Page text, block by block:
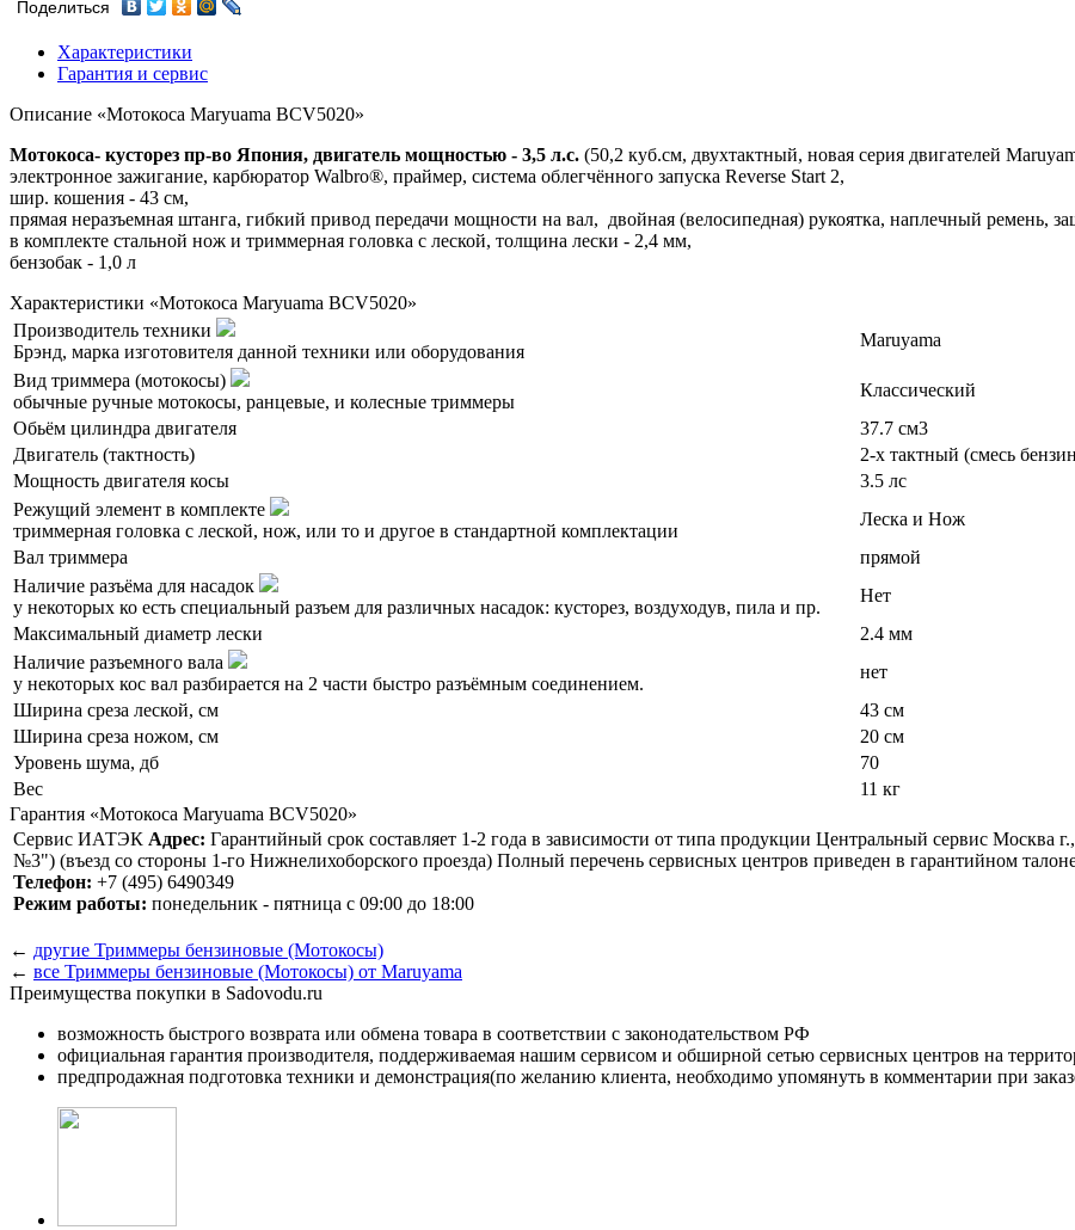
Поделиться
Характеристики
Гарантия и сервис
Описание «Мотокоса Maryuama BCV5020»
Мотокоса- кусторез пр-во Япония, двигатель мощностью - 3,5 л.с. (50,2 куб.см, двухтактный, новая серия двигателей
электронное зажигание, карбюратор Walbro®, праймер, система облегчённого запуска Reverse Start 2,
шир. кошения - 43 см,
прямая неразъемная штанга, гибкий привод передачи мощности на вал, двойная (велосипедная) рукоятка, наплечный ремень,
в комплекте стальной нож и триммерная головка с леской, толщина лески - 2,4 мм,
бензобак - 1,0 л
Характеристики «Мотокоса Maryuama BCV5020»
Производитель техники
Брэнд, марка изготовителя данной техники или оборудования
Maruyama
Вид триммера (мотокосы)
обычные ручные мотокосы, ранцевые, и колесные триммеры
Классический
Обьём цилиндра двигателя
37.7 см3
Двигатель (тактность)
2-х тактный (смесь
Мощность двигателя косы
3.5 лс
Режущий элемент в комплекте
триммерная головка с леской, нож, или то и другое в стандартной комплектации
Леска и Нож
Вал триммера
прямой
Наличие разъёма для насадок
у некоторых ко есть специальный разъем для различных насадок: кусторез, воздуходув, пила и пр.
Нет
Максимальный диаметр лески
2.4 мм
Наличие разъемного вала
у некоторых кос вал разбирается на 2 части быстро разъёмным соединением.
нет
Ширина среза леской, см
43 см
Ширина среза ножом, см
20 см
Уровень шума, дб
70
Вес
11 кг
Гарантия «Мотокоса Maryuama BCV5020»
Сервис ИАТЭК Адрес: Гарантийный срок составляет 1-2 года в зависимости от типа продукции Центральный сервис Москва
№3") (въезд со стороны 1-го Нижнелихоборского проезда) Полный перечень сервисных центров приведен в гарантийном
Телефон: +7 (495) 6490349
Режим работы: понедельник - пятница с 09:00 до 18:00
← другие Триммеры бензиновые (Мотокосы)
← все Триммеры бензиновые (Мотокосы) от Maruyama
Преимущества покупки в Sadovodu.ru
возможность быстрого возврата или обмена товара в соответствии с законодательством РФ
официальная гарантия производителя, поддерживаемая нашим сервисом и обширной сетью сервисных центров на
предпродажная подготовка техники и демонстрация(по желанию клиента, необходимо упомянуть в комментарии при